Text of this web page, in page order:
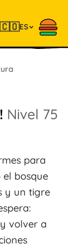
🇨🇴ES
Nivel 75
para
bosque
y un tigre
volver a